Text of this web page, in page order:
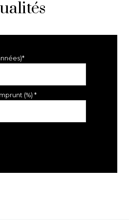
(%) *